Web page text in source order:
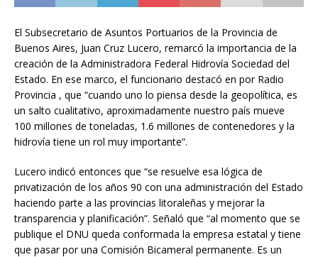
El Subsecretario de Asuntos Portuarios de la Provincia de
Buenos Aires, Juan Cruz Lucero, remarcó la importancia de la
creación de la Administradora Federal Hidrovía Sociedad del
Estado. En ese marco, el funcionario destacó en por Radio
Provincia , que “cuando uno lo piensa desde la geopolítica, es
un salto cualitativo, aproximadamente nuestro país mueve
100 millones de toneladas, 1.6 millones de contenedores y la
hidrovía tiene un rol muy importante”.
Lucero indicó entonces que “se resuelve esa lógica de
privatización de los años 90 con una administración del Estado
haciendo parte a las provincias litoraleñas y mejorar la
transparencia y planificación”. Señaló que “al momento que se
publique el DNU queda conformada la empresa estatal y tiene
que pasar por una Comisión Bicameral permanente. Es un